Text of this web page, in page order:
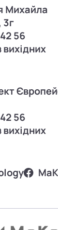
Михайла
56
56